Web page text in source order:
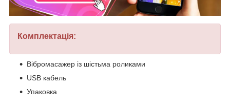
Комплектація:
Вібромасажер із шістьма роликами
USB кабель
Упаковка